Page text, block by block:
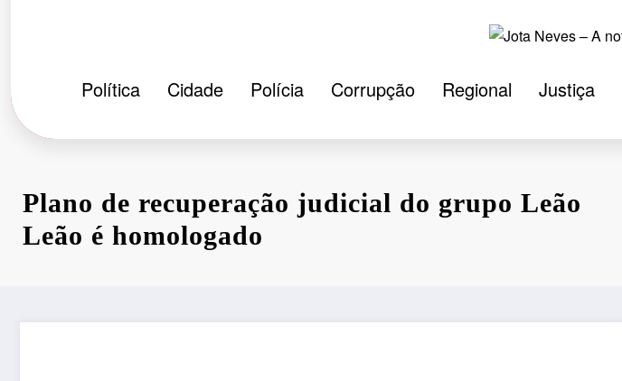
Política Cidade Polícia Corrupção Regional Justiça
Plano de recuperação judicial do grupo Leão
Leão é homologado